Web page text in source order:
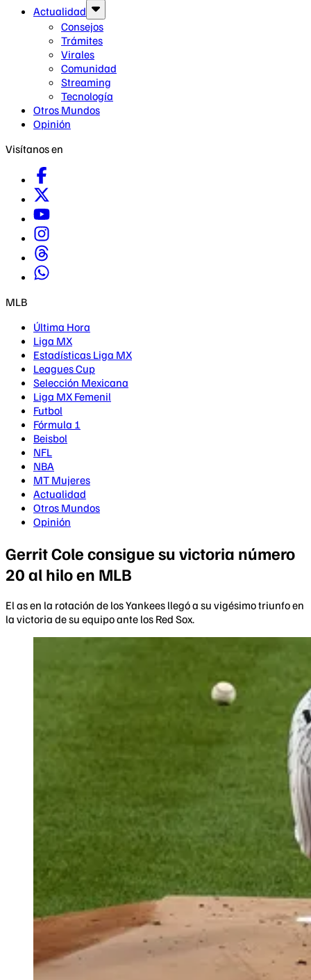
Actualidad
Consejos
Trámites
Virales
Comunidad
Streaming
Tecnología
Otros Mundos
Opinión
Visítanos en
MLB
Última Hora
Liga MX
Estadísticas Liga MX
Leagues Cup
Selección Mexicana
Liga MX Femenil
Futbol
Fórmula 1
Beisbol
NFL
NBA
MT Mujeres
Actualidad
Otros Mundos
Opinión
Gerrit Cole consigue su victoria número
20 al hilo en MLB
El as en la rotación de los Yankees llegó a su vigésimo triunfo en
la victoria de su equipo ante los Red Sox.